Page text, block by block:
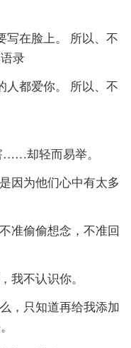
写在脸上。 所以、不
录
人都爱你。 所以、不
却轻而易举。
因为他们心中有太多
准偷偷想念，不准回
我不认识你。
，只知道再给我添加